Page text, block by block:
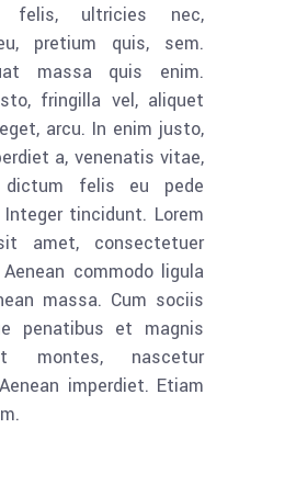
felis, ultricies nec,
pretium quis, sem.
massa quis enim.
fringilla vel, aliquet
arcu. In enim justo,
a, venenatis vitae,
dictum felis eu pede
tincidunt. Lorem
amet, consectetuer
commodo ligula
massa. Cum sociis
penatibus et magnis
montes, nascetur
imperdiet. Etiam